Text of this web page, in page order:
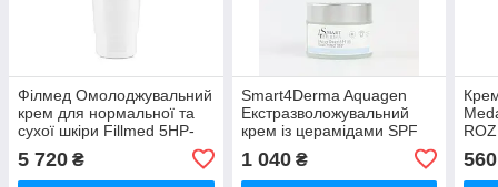
Філмед Омолоджувальний
крем для нормальної та
сухої шкіри Fillmed 5HP-
5 720 ₴
Smart4Derma Aquagen
Екстразволожувальний
крем із церамідами SPF
нормальної шкіри, 50 мл
1 040₴ 560